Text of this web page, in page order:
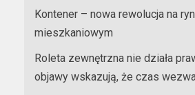
Kontener – nowa rewolucja na
mieszkaniowym
Roleta zewnętrzna nie działa
objawy wskazują, że czas